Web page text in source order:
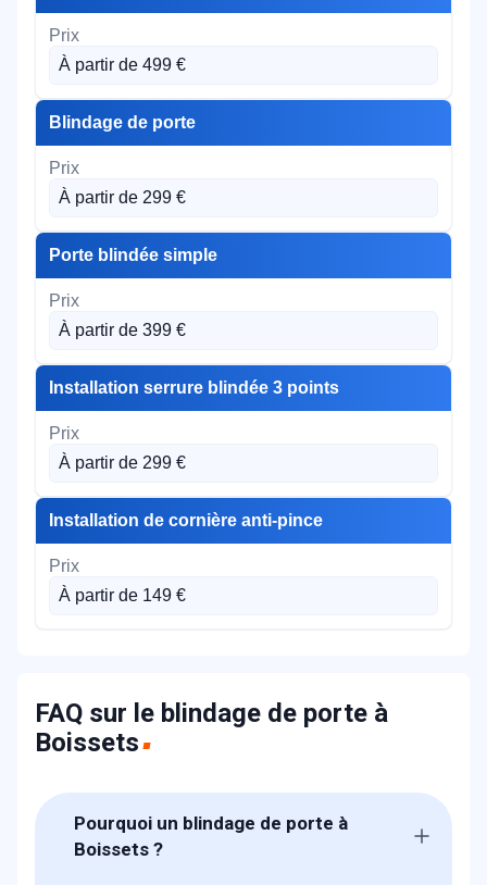
À partir de 499 €
Blindage de porte
À partir de 299 €
Porte blindée simple
À partir de 399 €
Installation serrure blindée 3 points
À partir de 299 €
Installation de cornière anti-pince
À partir de 149 €
FAQ sur le blindage de porte à
Boissets
Pourquoi un blindage de porte à
Boissets ?